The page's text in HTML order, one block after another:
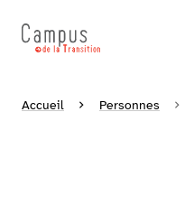
Accueil Personnes